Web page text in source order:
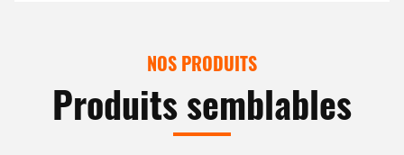
NOS PRODUITS
Produits semblables